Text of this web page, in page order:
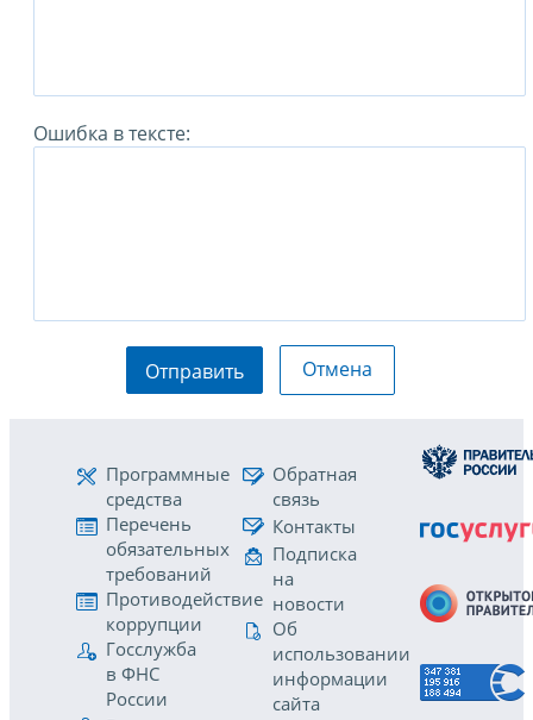
Ошибка в тексте:
Отправить Отмена
Программные
средства
Перечень
обязательных
требований
Противодействие
коррупции
Госслужба
в ФНС
России
Обратная
связь
Контакты
Подписка
на
новости
Об
использовании
информации
сайта